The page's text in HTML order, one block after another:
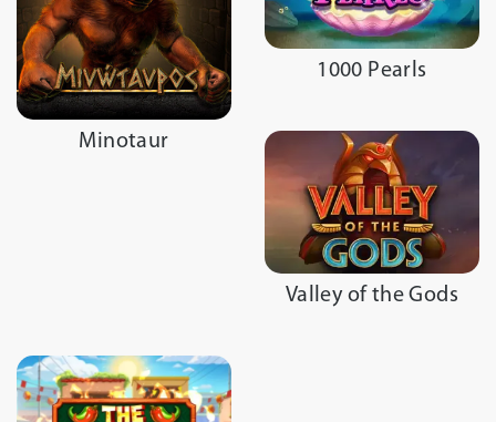
Minotaur
1000 Pearls
Valley of the Gods